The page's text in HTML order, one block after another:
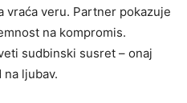
vraća veru. Partner pokazuje
na kompromis.
sudbinski susret – onaj
ljubav.